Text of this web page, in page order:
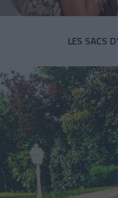
LES SACS